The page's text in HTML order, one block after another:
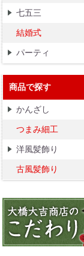
七五三
結婚式
パーティ
商品で探す
かんざし
つまみ細工
洋風髪飾り
古風髪飾り